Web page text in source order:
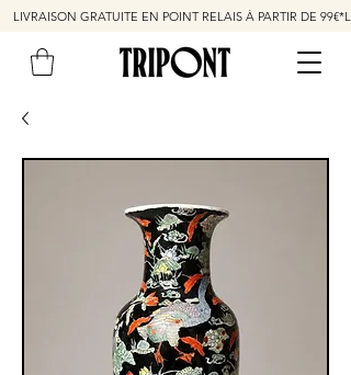
LIVRAISON GRATUITE EN POINT RELAIS À PARTIR DE 99€*